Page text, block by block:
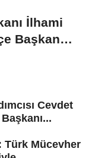
İlhami
Başkan
Cevdet
Türk Mücevher